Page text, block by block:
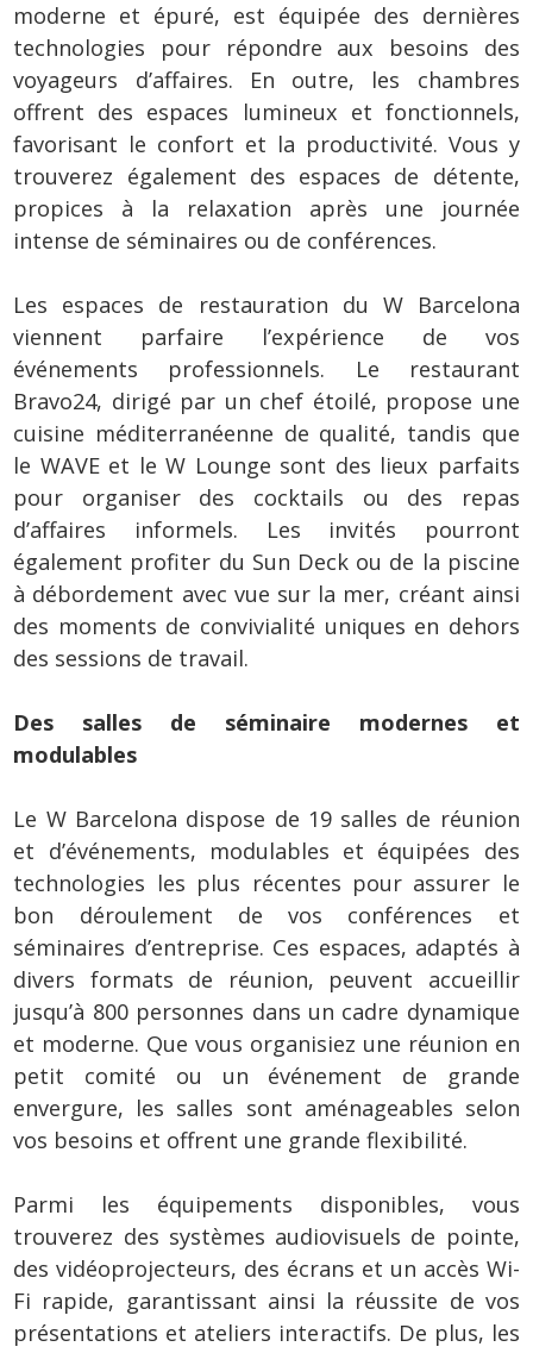
moderne et épuré, est équipée des dernières
technologies pour répondre aux besoins des
voyageurs d’affaires. En outre, les chambres
offrent des espaces lumineux et fonctionnels,
favorisant le confort et la productivité. Vous y
trouverez également des espaces de détente,
propices à la relaxation après une journée
intense de séminaires ou de conférences.
Les espaces de restauration du W Barcelona
viennent parfaire l’expérience de vos
événements professionnels. Le restaurant
Bravo24, dirigé par un chef étoilé, propose une
cuisine méditerranéenne de qualité, tandis que
le WAVE et le W Lounge sont des lieux parfaits
pour organiser des cocktails ou des repas
d’affaires informels. Les invités pourront
également profiter du Sun Deck ou de la piscine
à débordement avec vue sur la mer, créant ainsi
des moments de convivialité uniques en dehors
des sessions de travail.
Des salles de séminaire modernes et
modulables
Le W Barcelona dispose de 19 salles de réunion
et d’événements, modulables et équipées des
technologies les plus récentes pour assurer le
bon déroulement de vos conférences et
séminaires d’entreprise. Ces espaces, adaptés à
divers formats de réunion, peuvent accueillir
jusqu’à 800 personnes dans un cadre dynamique
et moderne. Que vous organisiez une réunion en
petit comité ou un événement de grande
envergure, les salles sont aménageables selon
vos besoins et offrent une grande flexibilité.
Parmi les équipements disponibles, vous
trouverez des systèmes audiovisuels de pointe,
des vidéoprojecteurs, des écrans et un accès Wi-
Fi rapide, garantissant ainsi la réussite de vos
présentations et ateliers interactifs. De plus, les